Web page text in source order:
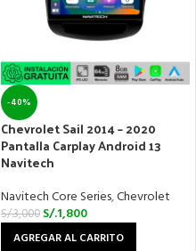
-40%
Chevrolet Sail 2014 – 2020
Pantalla Carplay Android 13
Navitech
Navitech Core Series,Chevrolet
S/.3,000 S/.1,800
AGREGAR AL CARRITO